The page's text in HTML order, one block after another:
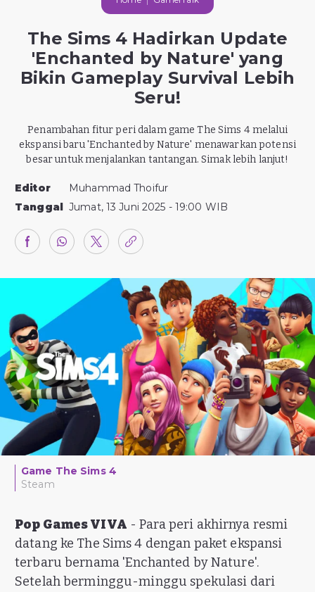
The Sims 4 Hadirkan Update
'Enchanted by Nature' yang
Bikin Gameplay Survival Lebih
Seru!
Penambahan fitur peri dalam game The Sims 4 melalui
ekspansi baru 'Enchanted by Nature' menawarkan potensi
besar untuk menjalankan tantangan. Simak lebih lanjut!
Editor
Muhammad Thoifur
Tanggal Jumat, 13 Juni 2025 - 19:00 WIB
Game The Sims 4
Steam
Pop Games VIVA - Para peri akhirnya resmi
datang ke The Sims 4 dengan paket ekspansi
terbaru bernama 'Enchanted by Nature'.
Setelah berminggu-minggu spekulasi dari